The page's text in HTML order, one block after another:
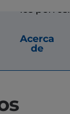
los perros.
Acerca
de